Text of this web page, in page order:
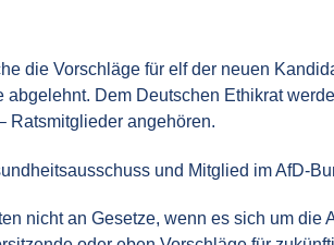
die Vorschläge für elf der neuen
Dem Deutschen Ethikrat
Ratsmitglieder angehören.
und Mitglied im AfD-
nicht an Gesetze, wenn es sich um die